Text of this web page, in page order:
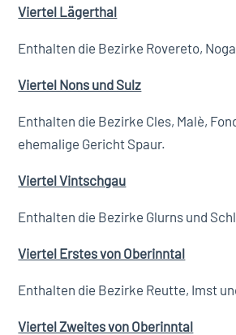
Viertel Lägerthal
Enthalten die Bezirke Rovereto,
Viertel Nons und Sulz
Enthalten die Bezirke Cles, Malè,
ehemalige Gericht Spaur.
Viertel Vintschgau
Enthalten die Bezirke Glurns und
Viertel Erstes von Oberinntal
Enthalten die Bezirke Reutte, Imst
Viertel Zweites von Oberinntal